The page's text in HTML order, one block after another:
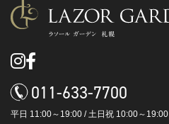
011-633-7700
平日 11:00～19:00 / 土日祝 10:00～19:00